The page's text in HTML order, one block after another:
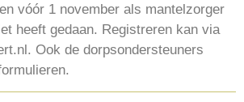
vóór 1 november als mantelzorger
heeft gedaan. Registreren kan via
Ook de dorpsondersteuners